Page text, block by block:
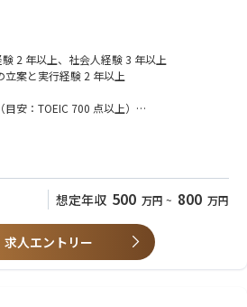
、STP策定から、製品コンセプト戦略の設
業や各種コンテンツ会社とのコラボ企画、新
イベントなどまで一気通貫で幅広く実施し、
お任せします。
製品の日本ローカライズ化の業務が多く
合情報を分析し、市場を細分化し、顧客タ
別化を図るSTP戦略の策定と実行
ジャーと営業部と連携しながら、GTM（Go t
イン＆オフラインの広告展開、SNS キャンペ
コーナー設計と展開（shop-in-shop）など）
2 年以上、社会人経験 3 年以上
立案と実行経験 2 年以上
安：TOEIC 700 点以上）
ーケティング企画の実務経験がある方
ツ製品の知識、もしくはパソコンゲームやパ
想定年収 500 万円 ~ 800 万円
求人エントリー